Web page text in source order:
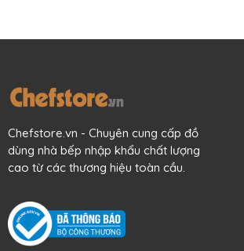
Chefstore.vn - Chuyên cung cấp đồ
dùng nhà bếp nhập khẩu chất lượng
cao từ các thương hiệu toàn cầu.